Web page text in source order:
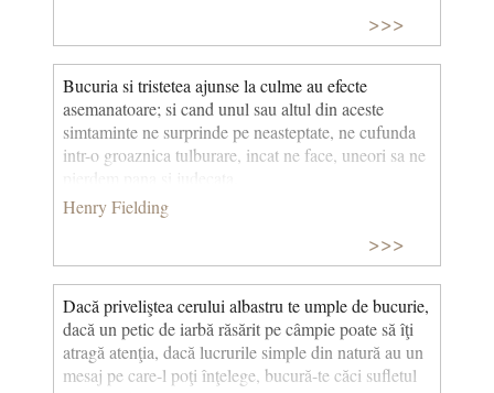
>>>
Bucuria si tristetea ajunse la culme au efecte
asemanatoare; si cand unul sau altul din aceste
simtaminte ne surprinde pe neasteptate, ne cufunda
intr-o groaznica tulburare, incat ne face, uneori sa ne
Henry Fielding
>>>
Dacă priveliştea cerului albastru te umple de bucurie,
dacă un petic de iarbă răsărit pe câmpie poate să îţi
atragă atenţia, dacă lucrurile simple din natură au un
mesaj pe care-l poţi înţelege, bucură-te căci sufletul